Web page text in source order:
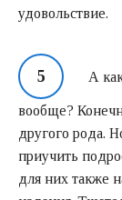
удовольствие.
А
вообще?
другого рода.
приучить
для них также